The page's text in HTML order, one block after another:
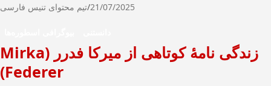
21/07/2025 تیم محتوای تنیس فارسی
زندگی نامۀ کوتاهی از میرکا فدرر (Mirka
Federer)